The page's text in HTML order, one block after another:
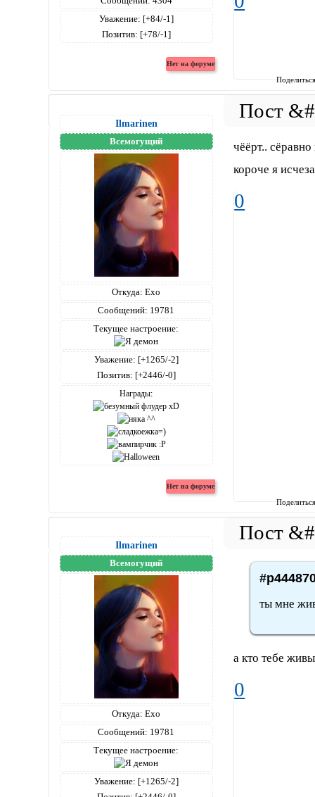
Уважение: [+84/-1]
Позитив: [+78/-1]
Ilmarinen
Всемогущий
Откуда: Ехо
Сообщений: 19781
Текущее настроение:
Уважение: [+1265/-2]
Позитив: [+2446/-0]
Награды:
чёёрт..
короче я
0
Ilmarinen
Всемогущий
Откуда: Ехо
Сообщений: 19781
Текущее настроение:
Уважение: [+1265/-2]
ты мне
а кто тебе
0